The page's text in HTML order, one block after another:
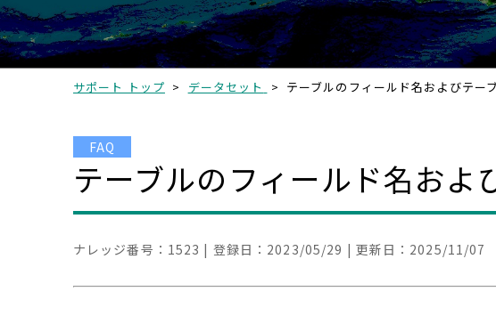
サポート トップ > データセット > テーブルのフィールド名およびテー
FAQ
テーブルのフィールド名お
ナレッジ番号： 1523 | 登録日： 2023/05/29 | 更新日： 2025/11/07